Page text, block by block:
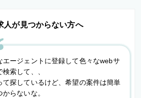
人が見つからない方へ
エージェントに登録して色々なwebサ
検索して、、
て探しているけど、希望の案件は簡単
からないな。